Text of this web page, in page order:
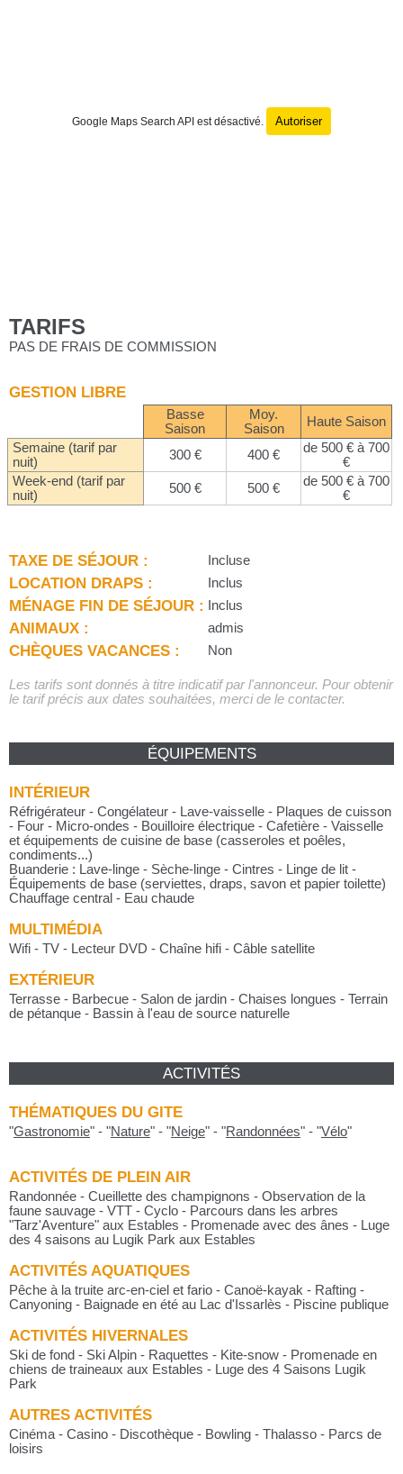
Google Maps Search API est désactivé. Autoriser
TARIFS
PAS DE FRAIS DE COMMISSION
GESTION LIBRE
Basse
Saison
Moy.
Saison
Haute Saison
Semaine (tarif par
nuit)
300 € 400 €
de 500 € à 700
€
Week-end (tarif par
nuit)
500 € 500 €
de 500 € à 700
€
TAXE DE SÉJOUR : Incluse
LOCATION DRAPS : Inclus
MÉNAGE FIN DE SÉJOUR : Inclus
ANIMAUX : admis
CHÈQUES VACANCES : Non
Les tarifs sont donnés à titre indicatif par l'annonceur. Pour obtenir
le tarif précis aux dates souhaitées, merci de le contacter.
ÉQUIPEMENTS
INTÉRIEUR
Réfrigérateur - Congélateur - Lave-vaisselle - Plaques de cuisson
- Four - Micro-ondes - Bouilloire électrique - Cafetière - Vaisselle
et équipements de cuisine de base (casseroles et poêles,
condiments...)
Buanderie : Lave-linge - Sèche-linge - Cintres - Linge de lit -
Équipements de base (serviettes, draps, savon et papier toilette)
Chauffage central - Eau chaude
MULTIMÉDIA
Wifi - TV - Lecteur DVD - Chaîne hifi - Câble satellite
EXTÉRIEUR
Terrasse - Barbecue - Salon de jardin - Chaises longues - Terrain
de pétanque - Bassin à l'eau de source naturelle
ACTIVITÉS
THÉMATIQUES DU GITE
"Gastronomie" - "Nature" - "Neige" - "Randonnées" - "Vélo"
ACTIVITÉS DE PLEIN AIR
Randonnée - Cueillette des champignons - Observation de la
faune sauvage - VTT - Cyclo - Parcours dans les arbres
"Tarz'Aventure" aux Estables - Promenade avec des ânes - Luge
des 4 saisons au Lugik Park aux Estables
ACTIVITÉS AQUATIQUES
Pêche à la truite arc-en-ciel et fario - Canoë-kayak - Rafting -
Canyoning - Baignade en été au Lac d'Issarlès - Piscine publique
ACTIVITÉS HIVERNALES
Ski de fond - Ski Alpin - Raquettes - Kite-snow - Promenade en
chiens de traineaux aux Estables - Luge des 4 Saisons Lugik
Park
AUTRES ACTIVITÉS
Cinéma - Casino - Discothèque - Bowling - Thalasso - Parcs de
loisirs